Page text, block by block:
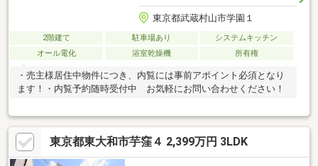
東京都武蔵村山市学園１
2階建て 駐車場あり
システムキッチン
オール電化
浴室乾燥機 所有権
・売主様居住中物件につき、内覧には事前アポイント必須となり
ます！・内覧予約随時受付中 お気軽にお問い合わせください！
東京都東大和市芋窪４ 2,399万円 3LDK